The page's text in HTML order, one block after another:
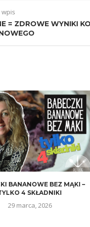
= ZDROWE WYNIKI
BANANOWE BEZ MĄKI –
4 SKŁADNIKI
29 marca, 2026